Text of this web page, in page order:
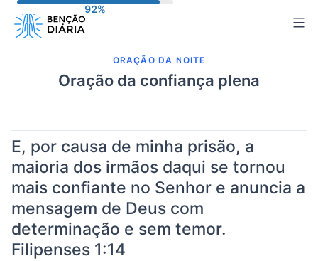
para
ORAÇÃO DA NOITE
Oração da confiança plena
E, por causa de minha prisão, a
maioria dos irmãos daqui se tornou
mais confiante no Senhor e anuncia a
mensagem de Deus com
determinação e sem temor.
Filipenses 1:14